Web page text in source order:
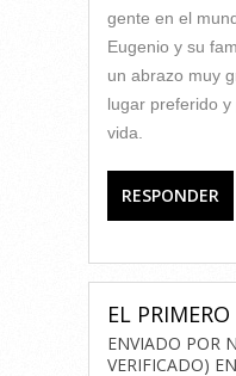
gente en el
Eugenio y su
un abrazo muy
lugar preferido
vida.
RESPONDER
EL PRIMERO
ENVIADO POR
VERIFICADO) EN